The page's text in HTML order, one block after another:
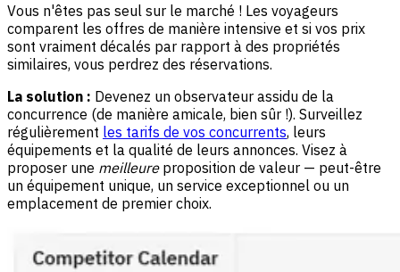
Vous n'êtes pas seul sur le marché ! Les voyageurs
comparent les offres de manière intensive et si vos prix
sont vraiment décalés par rapport à des propriétés
similaires, vous perdrez des réservations.
La solution : Devenez un observateur assidu de la
concurrence (de manière amicale, bien sûr !). Surveillez
régulièrement les tarifs de vos concurrents, leurs
équipements et la qualité de leurs annonces. Visez à
proposer une meilleureproposition de valeur — peut-être
un équipement unique, un service exceptionnel ou un
emplacement de premier choix.